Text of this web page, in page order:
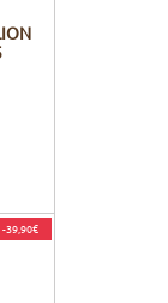
-39,90€